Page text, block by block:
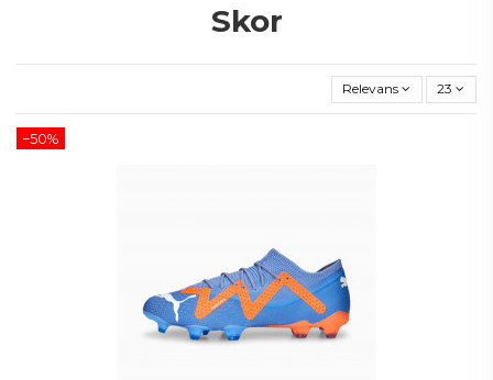
Skor
Relevans 23
−50%